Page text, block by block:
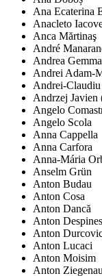
Ana Ecaterina
Anacleto
Anca Mărtinaş
André
Andrea Gemma
Andrei Adam-
Andrei-
Andrzej
Angelo
Angelo Scola
Anna Cappella
Anna Carfora
Anna-Mária
Anselm Grün
Anton Budau
Anton Cosa
Anton Dancă
Anton
Anton
Anton Lucaci
Anton Moisim
Anton